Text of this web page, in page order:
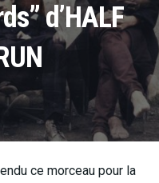
d’HALF
ce morceau pour la